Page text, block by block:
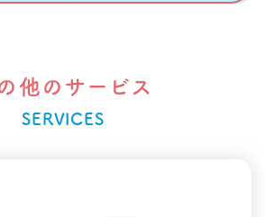
他のサービス
SERVICES